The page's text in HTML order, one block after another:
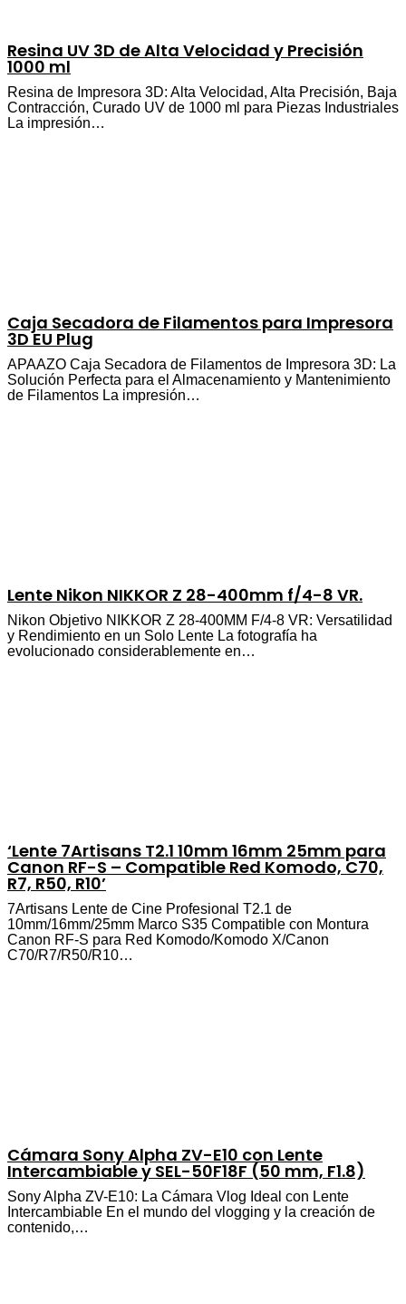
Resina UV 3D de Alta Velocidad y Precisión
1000 ml
Resina de Impresora 3D: Alta Velocidad, Alta Precisión, Baja
Contracción, Curado UV de 1000 ml para Piezas Industriales
La impresión…
Caja Secadora de Filamentos para Impresora
3D EU Plug
APAAZO Caja Secadora de Filamentos de Impresora 3D: La
Solución Perfecta para el Almacenamiento y Mantenimiento
de Filamentos La impresión…
Lente Nikon NIKKOR Z 28-400mm f/4-8 VR.
Nikon Objetivo NIKKOR Z 28-400MM F/4-8 VR: Versatilidad
y Rendimiento en un Solo Lente La fotografía ha
evolucionado considerablemente en…
‘Lente 7Artisans T2.1 10mm 16mm 25mm para
Canon RF-S – Compatible Red Komodo, C70,
R7, R50, R10’
7Artisans Lente de Cine Profesional T2.1 de
10mm/16mm/25mm Marco S35 Compatible con Montura
Canon RF-S para Red Komodo/Komodo X/Canon
C70/R7/R50/R10…
Cámara Sony Alpha ZV-E10 con Lente
Intercambiable y SEL-50F18F (50 mm, F1.8)
Sony Alpha ZV-E10: La Cámara Vlog Ideal con Lente
Intercambiable En el mundo del vlogging y la creación de
contenido,…